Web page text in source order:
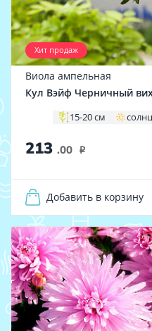
Хит продаж
Виола ампельная
Кул Вэйф Черничный
15-20 см
213 .00 i
Добавить в корзину